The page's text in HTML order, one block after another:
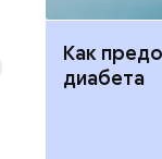
Как
диабета